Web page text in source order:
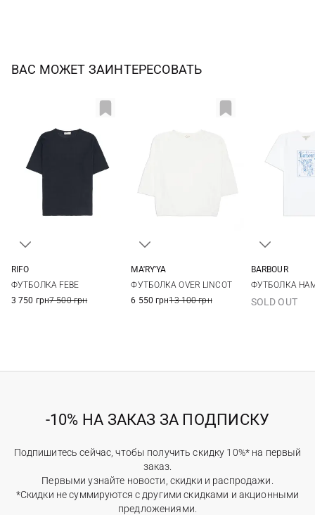
ВАС МОЖЕТ ЗАИНТЕРЕСОВАТЬ
RIFO
ФУТБОЛКА FEBE
3 750 грн7 500 грн
MA'RY'YA
ФУТБОЛКА OVER LINCOT
6 550 грн13 100 грн
BARBOUR
ФУТБОЛКА
SOLD OUT
-10% НА ЗАКАЗ ЗА ПОДПИСКУ
Подпишитесь сейчас, чтобы получить скидку 10%* на первый
заказ.
Первыми узнайте новости, скидки и распродажи.
*Скидки не суммируются с другими скидками и акционными
предложениями.